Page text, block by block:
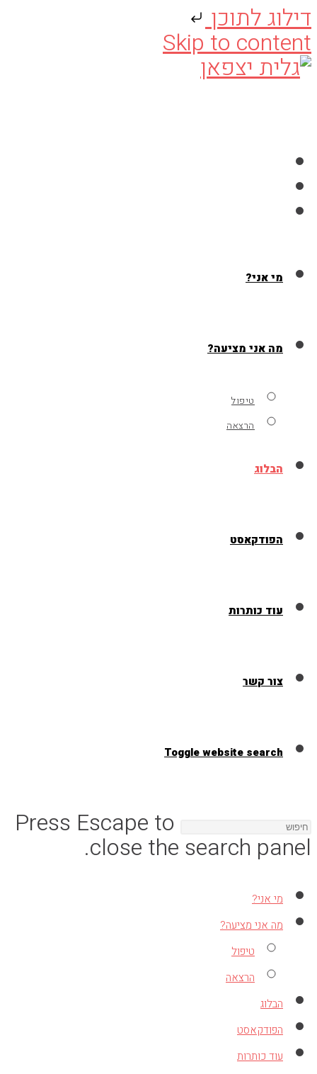
דילוג לתוכן
Skip to content
מי אני?
מה אני מציעה?
טיפול
הרצאה
הבלוג
הפודקאסט
עוד כותרות
צור קשר
Toggle website search
Press Escape to
close the search panel.
מי אני?
מה אני מציעה?
טיפול
הרצאה
הבלוג
הפודקאסט
עוד כותרות